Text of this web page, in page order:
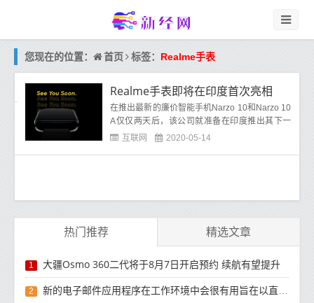
您现在的位置： 首页 标签： Realme手表
Realme手表即将在印度首次亮相
在推出最新的廉价智能手机Narzo 10和Narzo 10
A仅仅两天后，该公司就准备在印度推出其下一
个产品。期待已久的“ Realme Watch”排在下一
互联网 2020-05-14
热门推荐 精选文章
1 大疆Osmo 360二代将于8月7日开启预约 续航有望提升
2 新的电子邮件应用程序在工作环境中会很有用旨在以直观方式组织电子邮件收件箱的新功能